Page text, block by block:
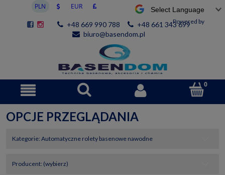
Powered by
+48 669 990 788
+48 661 343 699
biuro@basendom.pl
OPCJE PRZEGLĄDANIA
Kategorie: Automatyczne rolety basenowe nawodne
Producent: (wybierz)